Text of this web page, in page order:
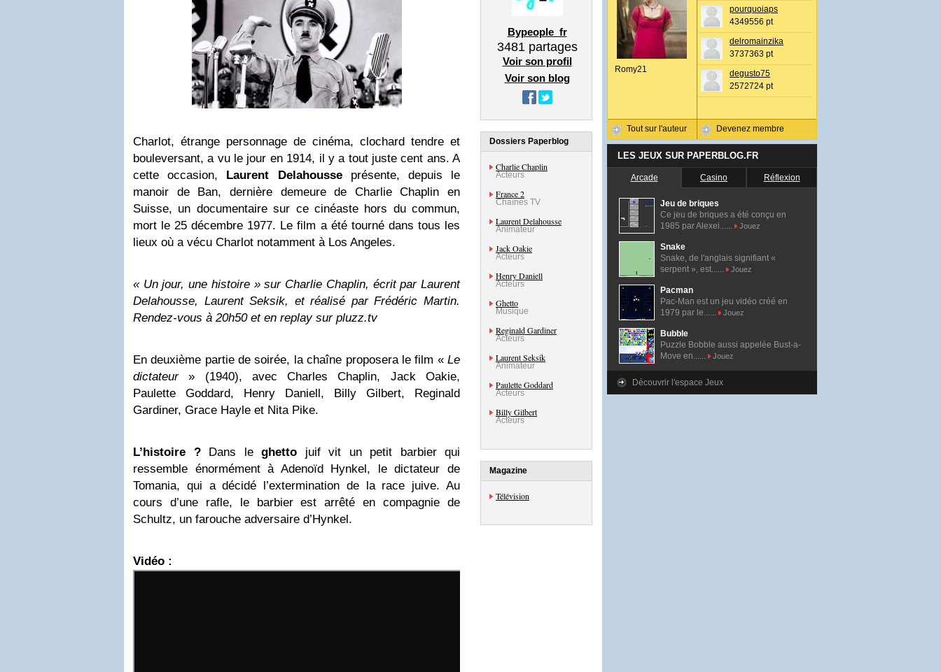
Charlot, étrange personnage de cinéma, clochard tendre et
bouleversant, a vu le jour en 1914, il y a tout juste cent ans. A
cette occasion, Laurent Delahousseprésente, depuis le
manoir de Ban, dernière demeure de Charlie Chaplin en
Suisse, un documentaire sur ce cinéaste hors du commun,
mort le 25 décembre 1977. Le film a été tourné dans tous les
lieux où a vécu Charlot notamment à Los Angeles.
« Un jour, une histoire » sur Charlie Chaplin, écrit par Laurent
Delahousse, Laurent Seksik, et réalisé par Frédéric Martin.
Rendez-vous à 20h50 et en replay sur pluzz.tv
En deuxième partie de soirée, la chaîne proposera le film « Le
dictateur» (1940), avec Charles Chaplin, Jack Oakie,
Paulette Goddard, Henry Daniell, Billy Gilbert, Reginald
Gardiner, Grace Hayle et Nita Pike.
L’histoire ?Dans le ghetto juif vit un petit barbier qui
ressemble énormément à Adenoïd Hynkel, le dictateur de
Tomania, qui a décidé l’extermination de la race juive. Au
cours d’une rafle, le barbier est arrêté en compagnie de
Schultz, un farouche adversaire d’Hynkel.
Vidéo :
Bypeople_fr
3481partages
Voir son profil
Voir son blog
Dossiers Paperblog
Charlie Chaplin
Acteurs
France 2
Chaînes TV
Laurent Delahousse
Animateur
Jack Oakie
Acteurs
Henry Daniell
Acteurs
Ghetto
Musique
Reginald Gardiner
Acteurs
Laurent Seksik
Animateur
Paulette Goddard
Acteurs
Billy Gilbert
Acteurs
Magazine
Télévision
Romy21
Tout sur l'auteur
pourquoiaps
4349556 pt
delromainzika
3737363 pt
degusto75
2572724 pt
Devenez membre
LES JEUX SUR PAPERBLOG.FR
Arcade Casino Réflexion
Jeu de briques
Ce jeu de briques a été conçu en
1985 par Alexei......
Jouez
Snake
Snake, de l'anglais signifiant «
serpent », est......
Jouez
Pacman
Pac-Man est un jeu vidéo créé en
1979 par le......
Jouez
Bubble
Puzzle Bobble aussi appelée Bust-a-
Move en......
Jouez
Découvrir l'espace Jeux